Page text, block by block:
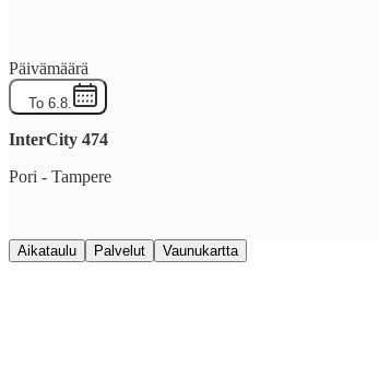
Päivämäärä
To 6.8.
InterCity 474
Pori - Tampere
Aikataulu Palvelut Vaunukartta